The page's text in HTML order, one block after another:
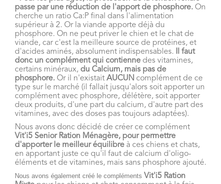
passe par une réduction de l'apport de phosphore. On
cherche un ratio Ca:P final dans l'alimentation
supérieur à 2. Or la viande apporte déjà du
phosphore. On ne peut priver le chien et le chat de
viande, car c'est la meilleure source de protéines, et
d'acides aminés, absolument indispensables.
Il faut
donc un complément qui contienne des vitamines,
certains minéraux, du Calcium, mais pas de
phosphore. Or il n'existait AUCUN complément de ce
type sur le marché (il fallait jusqu'alors soit apporter un
complément avec phosphore, délétère, soit apporter
deux produits, d'une part du calcium, d'autre part des
vitamines, avec des doses pas toujours adaptées).
Nous avons donc décidé de créer ce complément
Vit'i5 Senior Ration Ménagère, pour permettre
d'apporter le meilleur équilibre à ces chiens et chats,
en apportant juste ce qu'il faut de calcium d'oligo-
éléments et de vitamines, mais sans phosphore ajouté.
Nous avons également créé le compléments Vit'i5 Ration